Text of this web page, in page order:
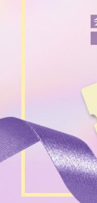
よりどりキット
グレー
ヘーゼル